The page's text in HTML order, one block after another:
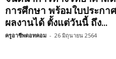
การศึกษา พร้อมใบประก
ผลงานได้ ตั้งแต่วันนี้ ถึง...
ครูอาชีพดอทคอม - 26 มิถุนายน 2564